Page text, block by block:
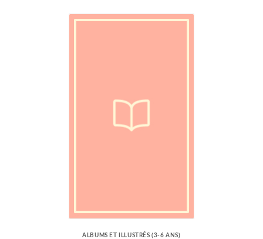
ALBUMS ET ILLUSTRÉS (3-6 ANS)